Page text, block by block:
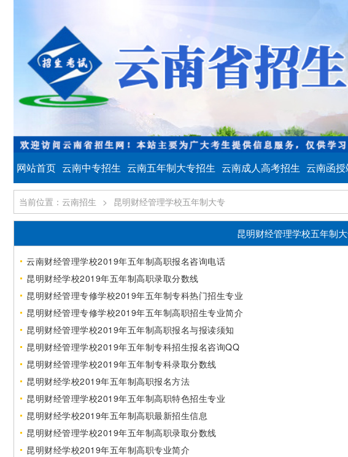
网站首页 云南中专招生 云南五年制大专招生 云南成人高考招生 云南函
当前位置：云南招生 > 昆明财经管理学校五年制大专
昆明财经管理学校五年制
云南财经管理学校2019年五年制高职报名咨询电话
昆明财经学校2019年五年制高职录取分数线
昆明财经管理专修学校2019年五年制专科热门招生专业
昆明财经管理专修学校2019年五年制高职招生专业简介
昆明财经管理学校2019年五年制高职报名与报读须知
昆明财经管理学校2019年五年制专科招生报名咨询QQ
昆明财经管理学校2019年五年制专科录取分数线
昆明财经学校2019年五年制高职报名方法
昆明财经管理学校2019年五年制高职特色招生专业
昆明财经学校2019年五年制高职最新招生信息
昆明财经管理学校2019年五年制高职录取分数线
昆明财经学校2019年五年制高职专业简介